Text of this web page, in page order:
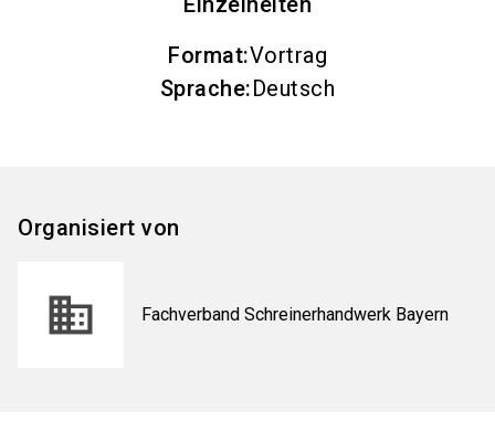
Format:Vortrag
Sprache:Deutsch
Organisiert von
Fachverband Schreinerhandwerk Bayern